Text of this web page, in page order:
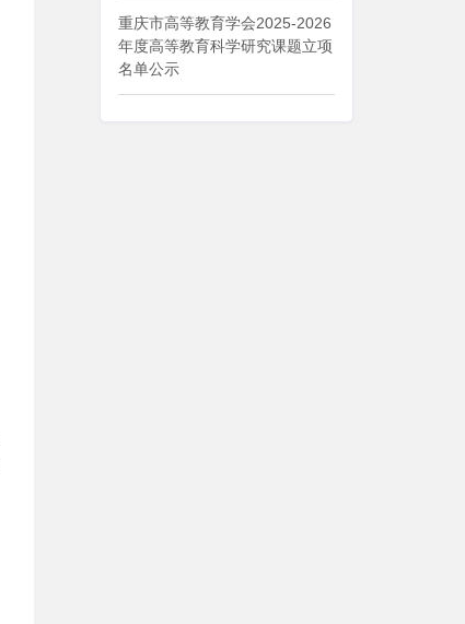
重庆市高等教育学会2025-2026
年度高等教育科学研究课题立项
名单公示